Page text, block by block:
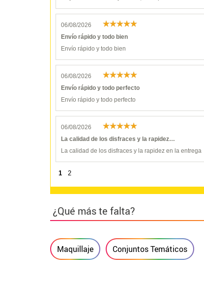
06/08/2026
Envío rápido y todo bien
Envío rápido y todo bien
06/08/2026
Envío rápido y todo perfecto
Envío rápido y todo perfecto
06/08/2026
La calidad de los disfraces y la rapidez…
La calidad de los disfraces y la rapidez en la entrega
1 2
¿Qué más te falta?
Maquillaje Conjuntos Temáticos